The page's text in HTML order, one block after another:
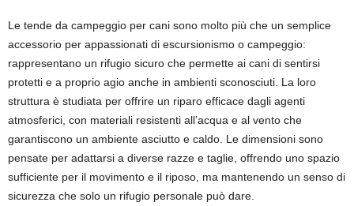
Le tende da campeggio per cani sono molto più che un semplice
accessorio per appassionati di escursionismo o campeggio:
rappresentano un rifugio sicuro che permette ai cani di sentirsi
protetti e a proprio agio anche in ambienti sconosciuti. La loro
struttura è studiata per offrire un riparo efficace dagli agenti
atmosferici, con materiali resistenti all’acqua e al vento che
garantiscono un ambiente asciutto e caldo. Le dimensioni sono
pensate per adattarsi a diverse razze e taglie, offrendo uno spazio
sufficiente per il movimento e il riposo, ma mantenendo un senso di
sicurezza che solo un rifugio personale può dare.